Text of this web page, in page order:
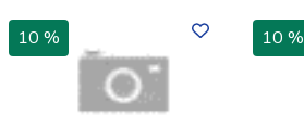
10 % 10 %